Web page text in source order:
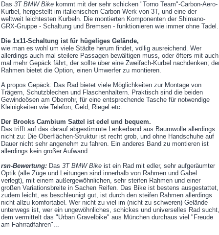
Das 3T BMW Bike kommt mit der sehr schicken "Torno Team"-Carbon-Aero-
Kurbel, hergestellt im italienischen Carbon-Werk von 3T, und eine der
weltweit leichtesten Kurbeln. Die montierten Komponenten der Shimano-
GRX-Gruppe - Schaltung und Bremsen - funktionieren wie immer ohne Tadel.
Die 1x11-Schaltung ist für hügeliges Gelände,
wie man es wohl um viele Städte herum findet, völlig ausreichend. Wer
allerdings auch mal steilere Passagen bewältigen muss, oder öfters mit auch
mal mehr Gepäck fährt, der sollte über eine Zweifach-Kurbel nachdenken;
Rahmen bietet die Option, einen Umwerfer zu montieren.
A propos Gepäck: Das Rad bietet viele Möglichkeiten zur Montage von
Trägern, Schutzblechen und Flaschenhaltern. Praktisch sind die beiden
Gewindeösen am Oberrohr, für eine entsprechende Tasche für notwendige
Kleinigkeiten wie Telefon, Geld, Riegel etc.
Der Brooks Cambium Sattel ist edel und bequem.
Das trifft auf das darauf abgestimmte Lenkerband aus Baumwolle allerdings
nicht zu: Die Oberflächen-Struktur ist recht grob, und ohne Handschuhe auf
Dauer nicht sehr angenehm zu fahren. Ein anderes Band zu montieren ist
allerdings kein großer Aufwand.
rsn-Bewertung: Das 3T BMW Bike ist ein Rad mit edler, sehr aufgeräumter
Optik (alle Züge und Leitungen sind innerhalb von Rahmen und Gabel
verlegt), mit einem außergewöhnlichen, sehr steifen Rahmen und einer
großen Variationsbreite in Sachen Reifen. Das Bike ist bestens ausgestattet,
zudem leicht, es beschleunigt gut, ist durch den steifen Rahmen allerdings
nicht allzu komfortabel. Wer nicht zu viel im (nicht zu schweren) Gelände
unterwegs ist, wer ein ungewöhnliches, schickes und universelles Rad sucht,
dem vermittelt das "Urban Gravelbike" aus München durchaus viel "Freude
am Fahrradfahren"...